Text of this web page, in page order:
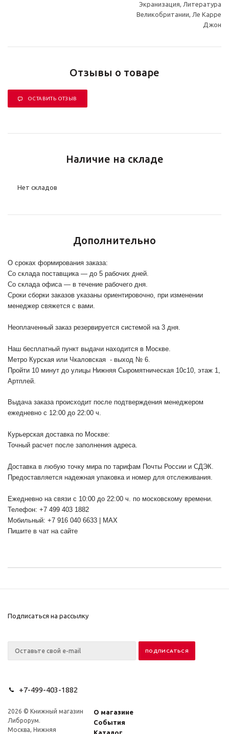
Экранизация, Литература
Великобритании, Ле Карре
Джон
Отзывы о товаре
ОСТАВИТЬ ОТЗЫВ
Наличие на складе
Нет складов
Дополнительно
О сроках формирования заказа:
Со склада поставщика — до 5 рабочих дней.
Со склада офиса — в течение рабочего дня.
Сроки сборки заказов указаны ориентировочно, при изменении
менеджер свяжется с вами.
Неоплаченный заказ резервируется системой на 3 дня.
Наш бесплатный пункт выдачи находится в Москве.
Метро Курская или Чкаловская - выход № 6.
Пройти 10 минут до улицы Нижняя Сыромятническая 10с10, этаж 1,
Артплей.
Выдача заказа происходит после подтверждения менеджером
ежедневно с 12:00 до 22:00 ч.
Курьерская доставка по Москве:
Точный расчет после заполнения адреса.
Доставка в любую точку мира по тарифам Почты России и СДЭК.
Предоставляется надежная упаковка и номер для отслеживания.
Ежедневно на связи с 10:00 до 22:00 ч. по московскому времени.
Телефон: +7 499 403 1882
Мобильный: +7 916 040 6633 | MAX
Пишите в чат на сайте
Подписаться на рассылку
+7-499-403-1882
2026 © Книжный магазин
Либрорум.
Москва, Нижняя
О магазине
События
Каталог